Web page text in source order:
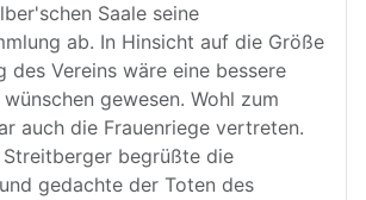
Saale seine
ab. In Hinsicht auf die Größe
des Vereins wäre eine bessere
gewesen. Wohl zum
auch die Frauenriege vertreten.
begrüßte die
gedachte der Toten des